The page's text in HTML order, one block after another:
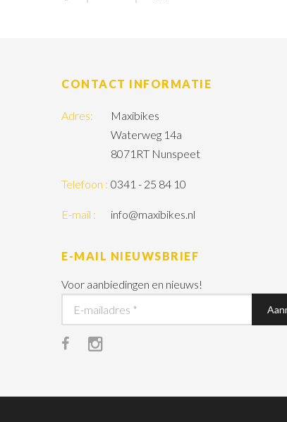
CONTACT INFORMATIE
Adres:
Maxibikes
Waterweg 14a
8071RT Nunspeet
Telefoon : 0341 - 25 84 10
E-mail : info@maxibikes.nl
E-MAIL NIEUWSBRIEF
Voor aanbiedingen en nieuws!